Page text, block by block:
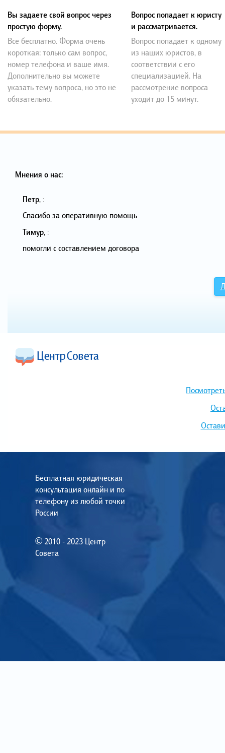
Вы задаете свой вопрос через
простую форму.
Все бесплатно. Форма очень
короткая: только сам вопрос,
номер телефона и ваше имя.
Дополнительно вы можете
указать тему вопроса, но это не
обязательно.
Вопрос попадает к юристу
и рассматривается.
Вопрос попадает к одному
из наших юристов, в
соответствии с его
специализацией. На
рассмотрение вопроса
уходит до 15 минут.
Мнения о нас:
Петр, :
Спасибо за оперативную помощь
Тимур, :
помогли с составлением договора
Бесплатная юридическая
консультация онлайн и по
телефону из любой точки
России
© 2010 - 2023 Центр
Совета